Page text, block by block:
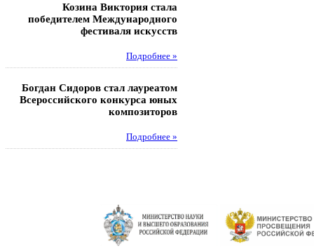
Козина Виктория стала
победителем Международного
фестиваля искусств
Подробнее »
Богдан Сидоров стал лауреатом
Всероссийского конкурса юных
композиторов
Подробнее »